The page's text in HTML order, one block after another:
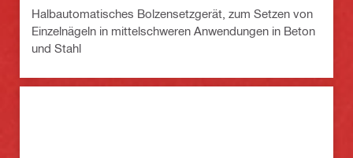
Halbautomatisches Bolzensetzgerät, zum Setzen von
Einzelnägeln in mittelschweren Anwendungen in Beton
und Stahl